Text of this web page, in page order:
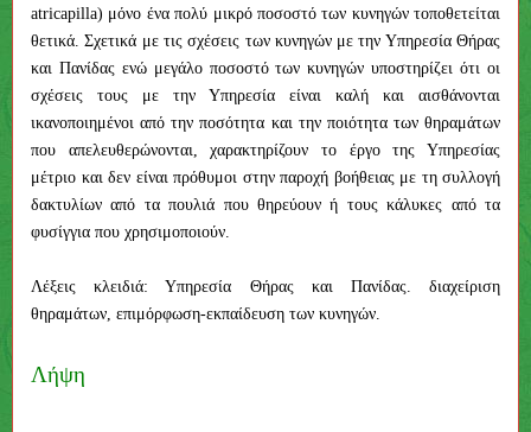
atricapilla) μόνο ένα πολύ μικρό ποσοστό των κυνηγών τοποθετείται
θετικά. Σχετικά με τις σχέσεις των κυνηγών με την Υπηρεσία Θήρας
και Πανίδας ενώ μεγάλο ποσοστό των κυνηγών υποστηρίζει ότι οι
σχέσεις τους με την Υπηρεσία είναι καλή και αισθάνονται
ικανοποιημένοι από την ποσότητα και την ποιότητα των θηραμάτων
που απελευθερώνονται, χαρακτηρίζουν το έργο της Υπηρεσίας
μέτριο και δεν είναι πρόθυμοι στην παροχή βοήθειας με τη συλλογή
δακτυλίων από τα πουλιά που θηρεύουν ή τους κάλυκες από τα
φυσίγγια που χρησιμοποιούν.
Λέξεις κλειδιά: Υπηρεσία Θήρας και Πανίδας. διαχείριση
θηραμάτων, επιμόρφωση-εκπαίδευση των κυνηγών.
Λήψη